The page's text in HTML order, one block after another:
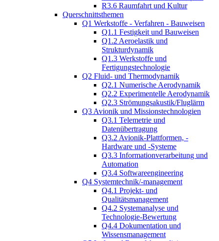
R3.6 Raumfahrt und Kultur
Querschnittsthemen
Q1 Werkstoffe - Verfahren - Bauweisen
Q1.1 Festigkeit und Bauweisen
Q1.2 Aeroelastik und
Strukturdynamik
Q1.3 Werkstoffe und
Fertigungstechnologie
Q2 Fluid- und Thermodynamik
Q2.1 Numerische Aerodynamik
Q2.2 Experimentelle Aerodynamik
Q2.3 Strömungsakustik/Fluglärm
Q3 Avionik und Missionstechnologien
Q3.1 Telemetrie und
Datenübertragung
Q3.2 Avionik-Plattformen, -
Hardware und -Systeme
Q3.3 Informationverarbeitung und
Automation
Q3.4 Softwareengineering
Q4 Systemtechnik/-management
Q4.1 Projekt- und
Qualitätsmanagement
Q4.2 Systemanalyse und
Technologie-Bewertung
Q4.4 Dokumentation und
Wissensmanagement